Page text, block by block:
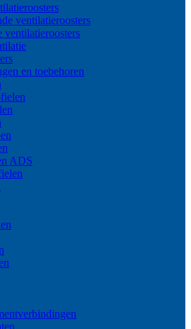
ventilatieroosters
ventilatieroosters
en toebehoren
ADS